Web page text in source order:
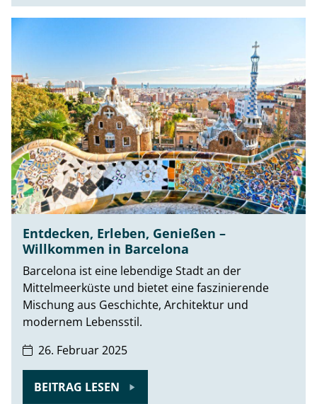
Entdecken, Erleben, Genießen –
Willkommen in Barcelona
Barcelona ist eine lebendige Stadt an der
Mittelmeerküste und bietet eine faszinierende
Mischung aus Geschichte, Architektur und
modernem Lebensstil.
26. Februar 2025
BEITRAG LESEN